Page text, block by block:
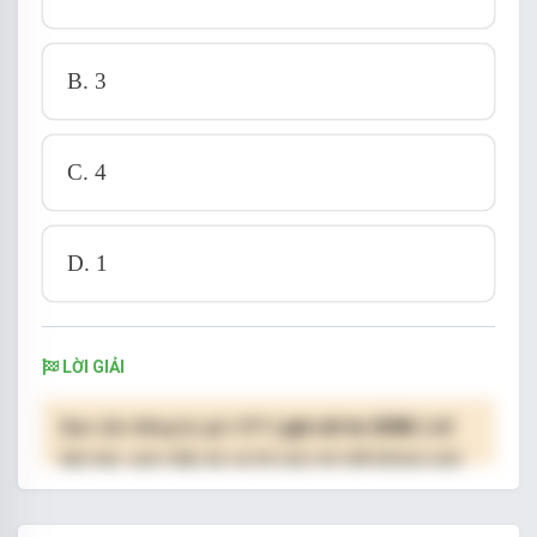
B. 3
C. 4
D. 1
LỜI GIẢI
( giá chỉ từ 250K )
làm bài, xem đáp án và lời giải chi tiết không giới
hạn.